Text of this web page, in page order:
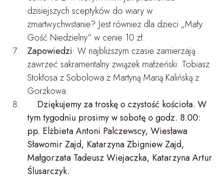
dzisiejszych sceptyków do wiary w
zmartwychwstanie? Jest również dla dzieci „Mały
Gość Niedzielny” w cenie 10 zł.
Zapowiedzi: W najbliższym czasie zamierzają
zawrzeć sakramentalny związek małżeński: Tobiasz
Stokłosa z Sobolowa z Martyną Marią Kalińską z
Gorzkowa.
Dziękujemy za troskę o czystość kościoła. W
tym tygodniu prosimy w sobotę o godz. 8.00:
pp. Elżbieta Antoni Palczewscy, Wiesława
Sławomir Zajd, Katarzyna Zbigniew Zajd,
Małgorzata Tadeusz Wiejaczka, Katarzyna Artur
Ślusarczyk.